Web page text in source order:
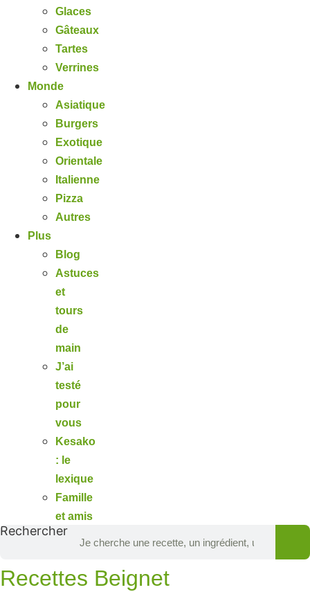
Glaces
Gâteaux
Tartes
Verrines
Monde
Asiatique
Burgers
Exotique
Orientale
Italienne
Pizza
Autres
Plus
Blog
Astuces
et
tours
de
main
J’ai
testé
pour
vous
Kesako
: le
lexique
Famille
et amis
Rechercher
Recettes Beignet